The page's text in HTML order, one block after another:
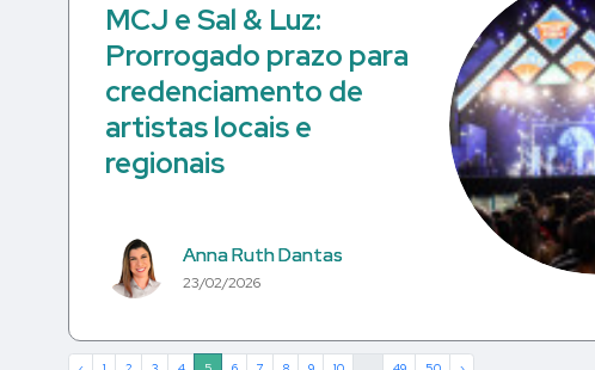
MCJ e Sal & Luz:
Prorrogado prazo para
credenciamento de
artistas locais e
regionais
Anna Ruth Dantas
23/02/2026